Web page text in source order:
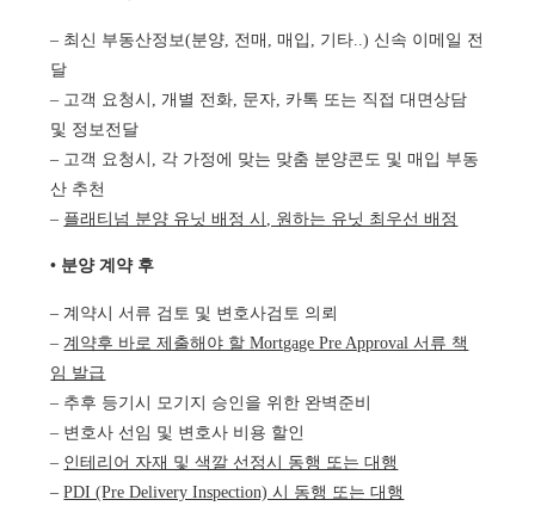
– 최신 부동산정보(분양, 전매, 매입, 기타..) 신속 이메일 전
달
– 고객 요청시, 개별 전화, 문자, 카톡 또는 직접 대면상담
및 정보전달
– 고객 요청시, 각 가정에 맞는 맞춤 분양콘도 및 매입 부동
산 추천
– 플래티넘 분양 유닛 배정 시, 원하는 유닛 최우선 배정
• 분양 계약 후
– 계약시 서류 검토 및 변호사검토 의뢰
–계약후 바로 제출해야 할 Mortgage Pre Approval 서류 책
임 발급
– 추후 등기시 모기지 승인을 위한 완벽준비
– 변호사 선임 및 변호사 비용 할인
– 인테리어 자재 및 색깔 선정시 동행 또는 대행
–PDI (Pre Delivery Inspection) 시 동행 또는 대행